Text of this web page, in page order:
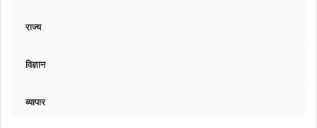
राज्य
विज्ञान
व्यापार